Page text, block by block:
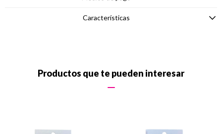
Características
Productos que te pueden interesar